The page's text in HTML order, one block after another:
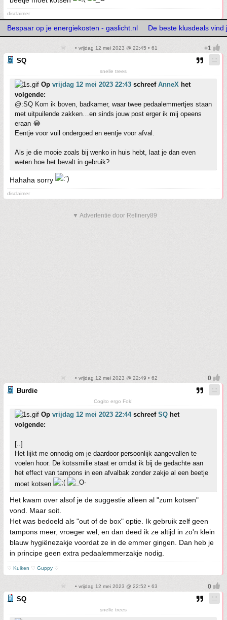
disclaimer
Bespaar op je energiekosten - gaslicht.nl De beste klusdeals vind
• vrijdag 12 mei 2023 @ 22:45 • 61
SQ
snelle trees
Op vrijdag 12 mei 2023 22:43 schreef AnneX het
volgende:
@:SQ Kom ik boven, badkamer, waar twee pedaalemmertjes staan
met uitpuilende zakken…en sinds jouw post erger ik mij opeens
eraan 😂
Eentje voor vuil ondergoed en eentje voor afval.
Als je die mooie zoals bij wenko in huis hebt, laat je dan even
weten hoe het bevalt in gebruik?
Hahaha sorry
disclaimer
▼ Advertentie door Refinery89
• vrijdag 12 mei 2023 @ 22:49 • 62
Burdie
Cogito ergo Fok!
Op vrijdag 12 mei 2023 22:44schreef SQ het
volgende:
[..]
Het lijkt me onnodig om je daardoor persoonlijk aangevallen te
voelen hoor. De kotssmilie staat er omdat ik bij de gedachte aan
het effect van tampons in een afvalbak zonder zakje al een beetje
moet kotsen
Het kwam over alsof je de suggestie alleen al "zum kotsen"
vond. Maar soit.
Het was bedoeld als "out of de box" optie. Ik gebruik zelf geen
tampons meer, vroeger wel, en dan deed ik ze altijd in zo'n klein
blauw hygiënezakje voordat ze in de emmer gingen. Dan heb je
in principe geen extra pedaalemmerzakje nodig.
♡ Kuiken ♡ Guppy ♡
• vrijdag 12 mei 2023 @ 22:52 • 63
SQ
snelle trees